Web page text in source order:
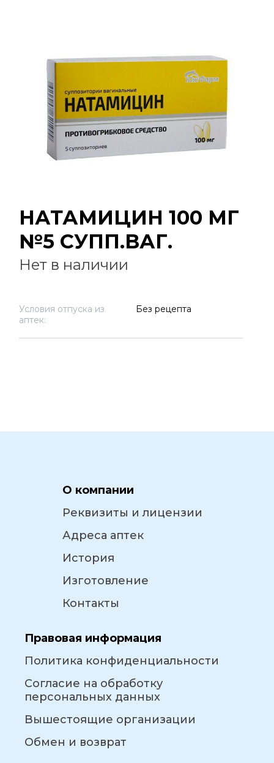
НАТАМИЦИН 100 МГ
№5 СУПП.ВАГ.
Нет в наличии
Условия отпуска из
аптек:
Без рецепта
О компании
Реквизиты и лицензии
Адреса аптек
История
Изготовление
Контакты
Правовая информация
Политика конфиденциальности
Согласие на обработку
персональных данных
Вышестоящие организации
Обмен и возврат